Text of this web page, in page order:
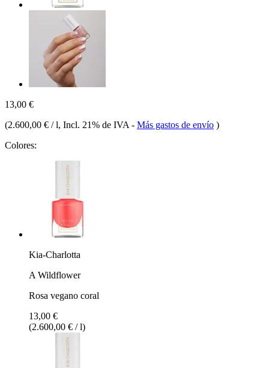
13,00 €
(2.600,00 € / l, Incl. 21% de IVA - Más gastos de envío )
Colores:
Kia-Charlotta
A Wildflower
Rosa vegano coral
13,00 €
(2.600,00 € / l)